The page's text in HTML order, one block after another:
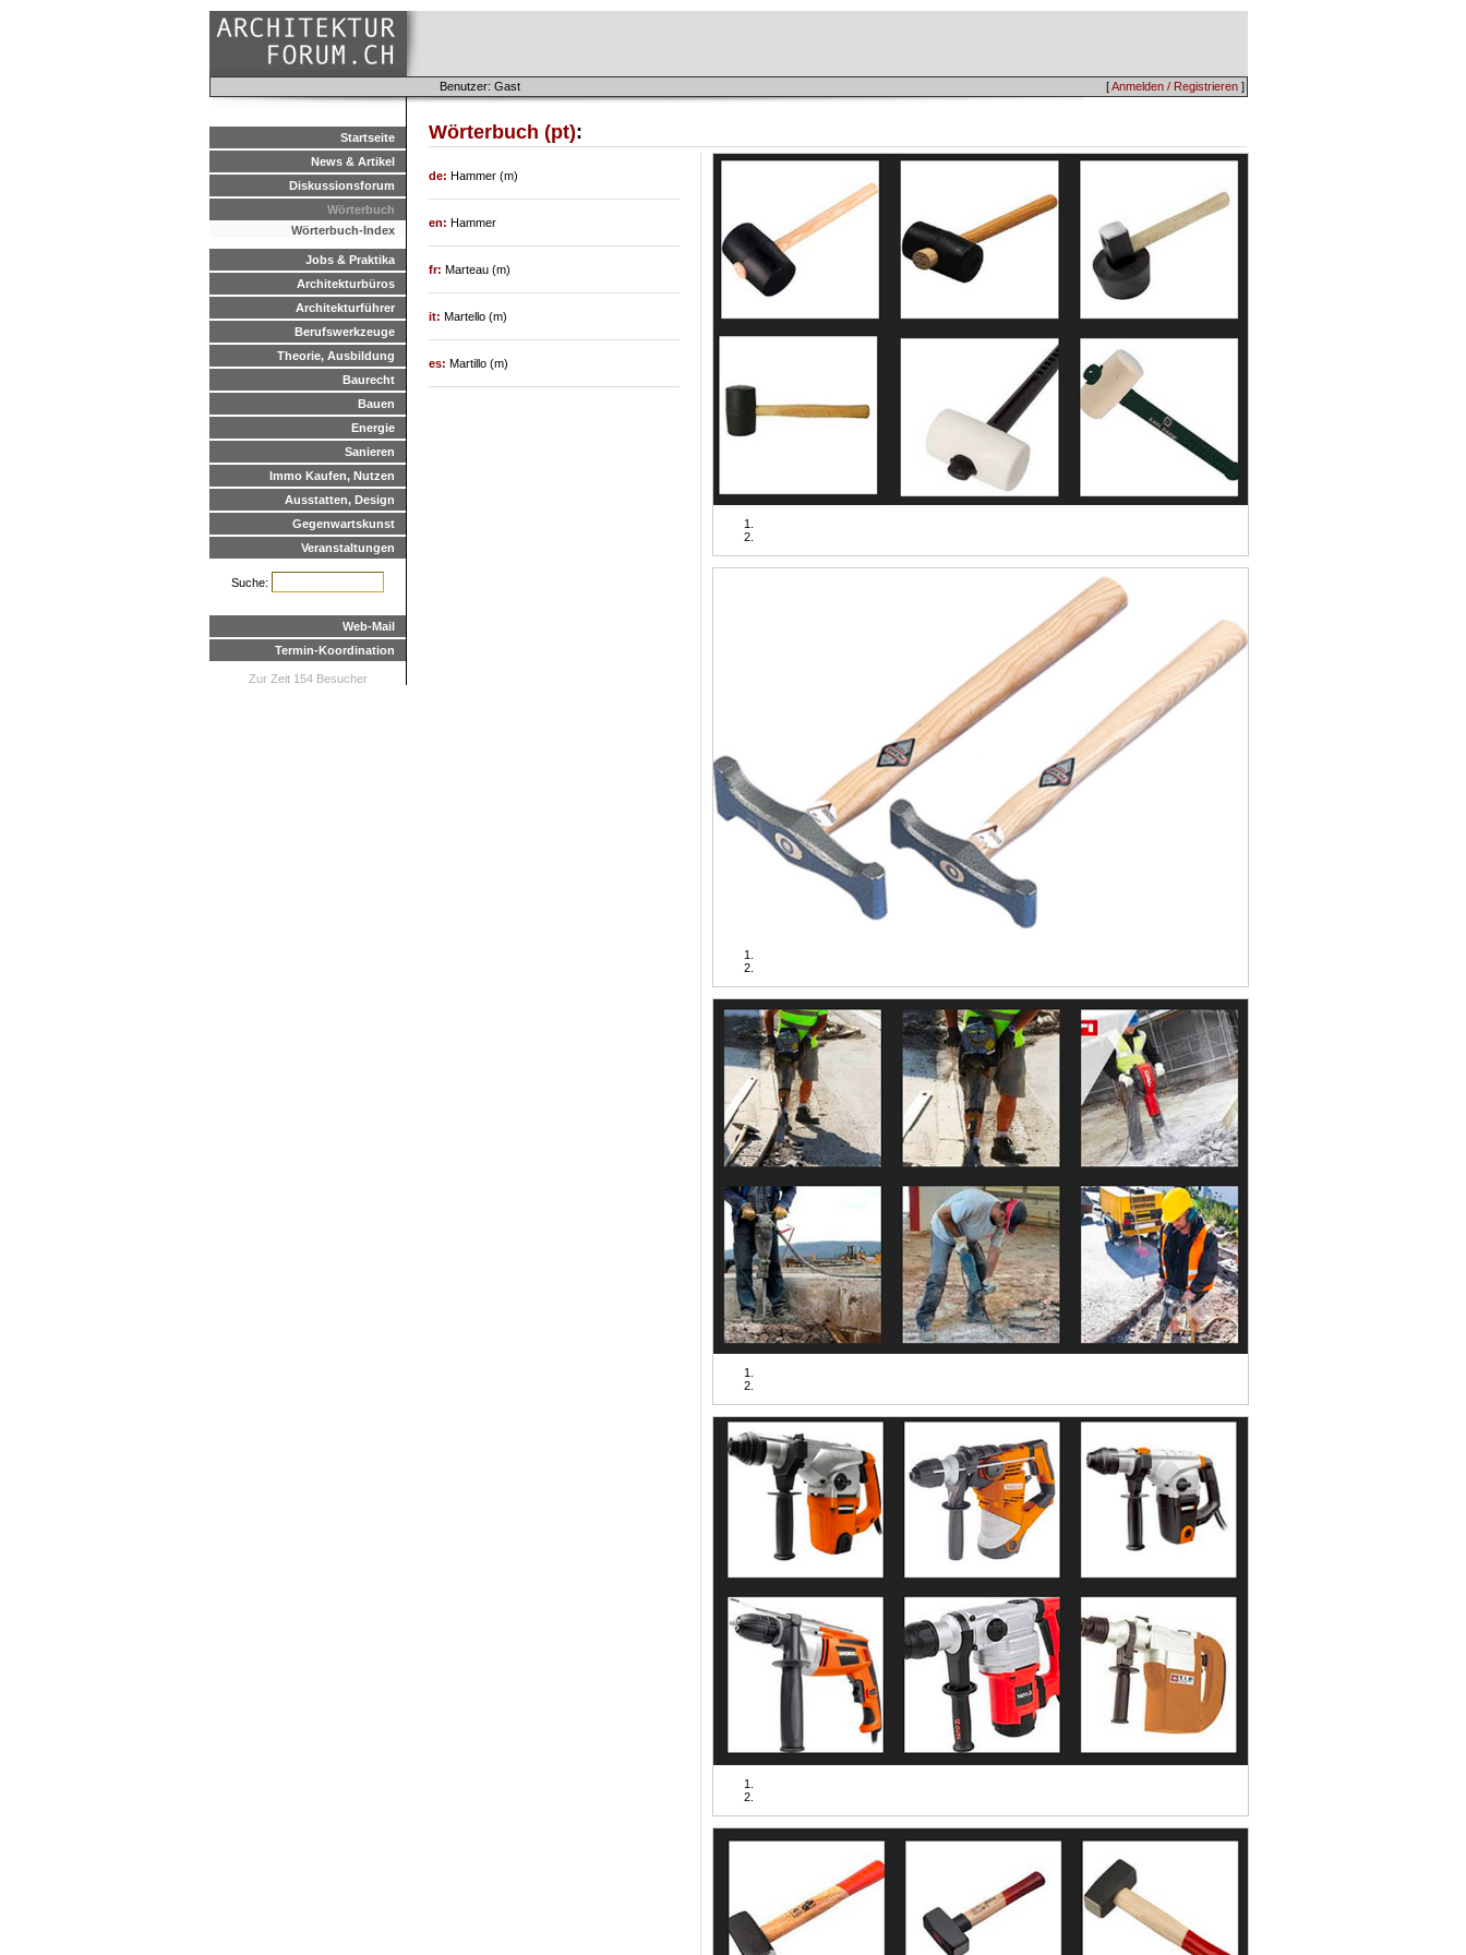
[Anmelden / Registrieren ]
Benutzer: Gast
Startseite
News & Artikel
Diskussionsforum
Wörterbuch
Wörterbuch-Index
Jobs & Praktika
Architekturbüros
Architekturführer
Berufswerkzeuge
Theorie, Ausbildung
Baurecht
Bauen
Energie
Sanieren
Immo Kaufen, Nutzen
Ausstatten, Design
Gegenwartskunst
Veranstaltungen
Suche:
Web-Mail
Termin-Koordination
Zur Zeit 154 Besucher
Wörterbuch (pt):
de: Hammer (m)
en: Hammer
fr: Marteau (m)
it: Martello (m)
es: Martillo (m)